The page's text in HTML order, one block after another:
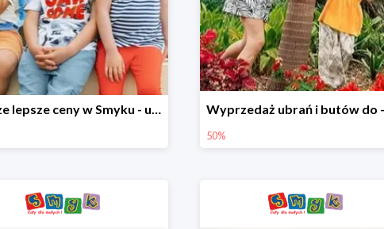
Jeszcze lepsze ceny w Smyku - ubrania i buty do -70%
50%